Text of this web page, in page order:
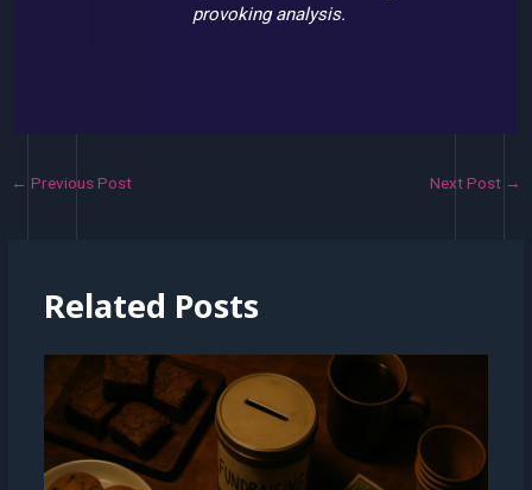
provoking analysis.
← Previous Post Next Post →
Related Posts